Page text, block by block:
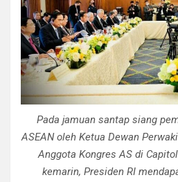
Pada jamuan santap siang
ASEAN oleh Ketua Dewan
Anggota Kongres AS di
kemarin, Presiden RI